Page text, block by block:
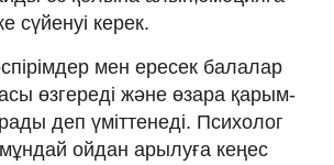
сүйенуі керек.
мен ересек балалар
өзгереді және өзара қарым-
деп үміттенеді. Психолог
ойдан арылуға кеңес